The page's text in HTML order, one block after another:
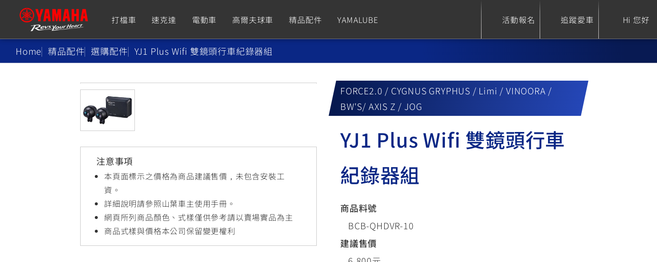
打檔車 速克達 電動車 高爾夫球車 精品配件 YAMALUBE 活動報名 追蹤愛車 Hi 您好
依風格
Super Sport Sport Heritage
YZF-R9
550+
YZF-R7
YZF-R3
MT-09
550+
MT-07 Y-AMT MT-07
550+
MT-15
XSR 700
550+
依風格
Premium Fashion Adventure Family
TMAX
550+
XMAX
NMAX
CYGNUS X
FORCE 2.0
Limi
Vinoora
BW'S
125
AXIS Z / Zii
125
2.5 kw
追蹤愛車
瀏覽紀錄
Home 精品配件 選購配件 YJ1 Plus Wifi 雙鏡頭行車紀錄器組
注意事項
本頁面標示之價格為商品建議售價，未包含安裝工
資。
詳細說明請參照山葉車主使用手冊。
網頁所列商品顏色、式樣僅供參考請以賣場實品為主
商品式樣與價格本公司保留變更權利
FORCE2.0 / CYGNUS GRYPHUS / Limi / VINOORA /
BW'S/ AXIS Z / JOG
YJ1 Plus Wifi 雙鏡頭行車
紀錄器組
商品料號
BCB-QHDVR-10
建議售價